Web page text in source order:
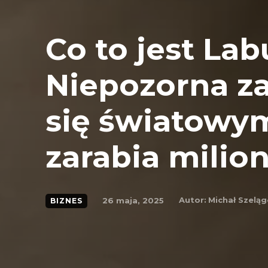
Co to jest
Niepozorna
się
zarabia
BIZNES 26 maja, 2025 Autor: Michał